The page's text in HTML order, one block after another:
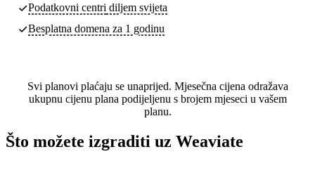
Podatkovni centri diljem svijeta
Besplatna domena za 1 godinu
Svi planovi plaćaju se unaprijed. Mjesečna cijena odražava
ukupnu cijenu plana podijeljenu s brojem mjeseci u vašem
planu.
Što možete izgraditi uz Weaviate